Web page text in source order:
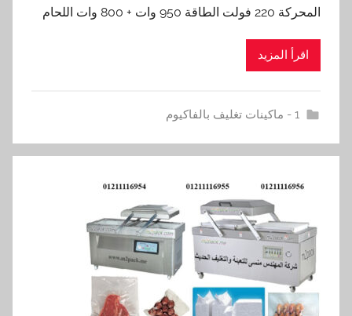
المحركة 220 فولت الطاقة 950 وات + 800 وات اللحام
اقرأ المزيد
1 - ماكينات تغليف بالفاكيوم